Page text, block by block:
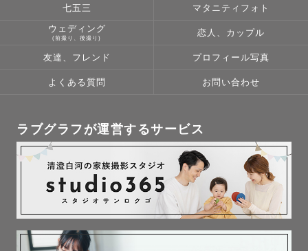
七五三 マタニティフォト
ウェディング
(前撮り、後撮り)
恋人、カップル
友達、フレンド プロフィール写真
よくある質問 お問い合わせ
ラブグラフが運営するサービス